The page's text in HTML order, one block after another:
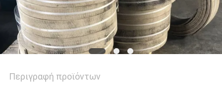
Περιγραφή προϊόντων